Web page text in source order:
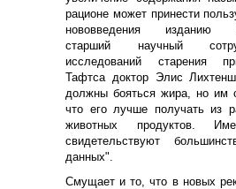
рационе может принести
нововведения изданию
старший научный
исследований старения
Тафтса доктор Элис
должны бояться жира, но им
что его лучше получать из
животных продуктов.
свидетельствуют
данных".
Смущает и то, что в новых